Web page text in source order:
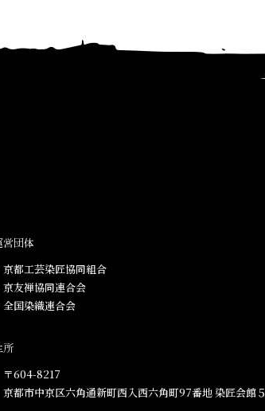
営団体
京都工芸染匠協同組合​
京友禅協同連合会
全国染織連合会
所
〒604-8217
京都市中京区六角通新町西入西六角町97番地​ 染匠会館５